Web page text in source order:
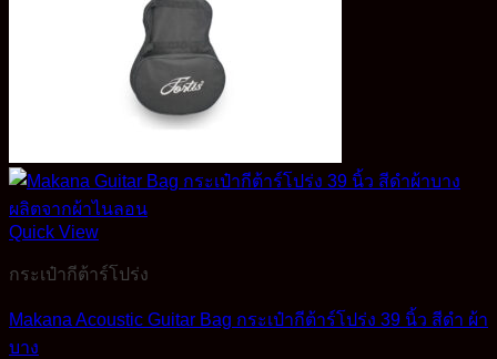
Quick View
กระเป๋ากีต้าร์โปร่ง
Makana Acoustic Guitar Bag กระเป๋ากีต้าร์โปร่ง 39 นิ้ว สีดำ ผ้า
บาง